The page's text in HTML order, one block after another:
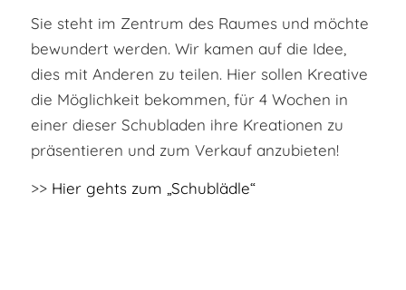
Sie steht im Zentrum des Raumes und möchte
bewundert werden. Wir kamen auf die Idee,
dies mit Anderen zu teilen. Hier sollen Kreative
die Möglichkeit bekommen, für 4 Wochen in
einer dieser Schubladen ihre Kreationen zu
präsentieren und zum Verkauf anzubieten!
>> Hier gehts zum „Schublädle“